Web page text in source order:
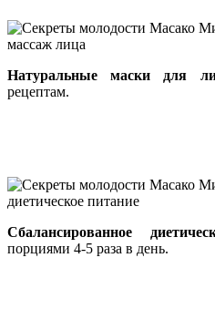
Натуральныемаски для
рецептам.
Сбалансированное
порциями 4-5 раза в день.